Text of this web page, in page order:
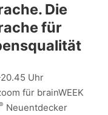
Die
für
Uhr
für brainWEEK
Neuentdecker